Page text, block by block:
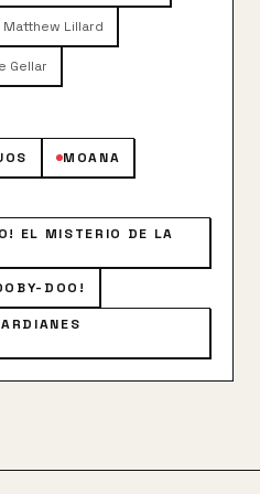
Matthew Lillard
Gellar
MOANA
EL MISTERIO DE LA
DOO!